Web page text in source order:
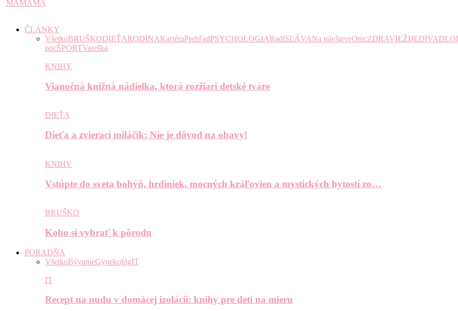
MAMAMA
ČLÁNKY
VšetkoBRUŠKODIEŤARODINAKariéraPrehľadPSYCHOLOGIARadíSLÁVANa návšteveOtecZDRAVIEŽIJEDIVADLO
nocŠPORTVareška
KNIHY
Vianočná knižná nádielka, ktorá rozžiari detské tváre
DIEŤA
Dieťa a zvierací miláčik: Nie je dôvod na obavy!
KNIHY
Vstúpte do sveta bohýň, hrdiniek, mocných kráľovien a mystických bytostí zo…
BRUŠKO
Koho si vybrať k pôrodu
PORADŇA
VšetkoBývanieGynekológIT
IT
Recept na nudu v domácej izolácii: knihy pre deti na mieru